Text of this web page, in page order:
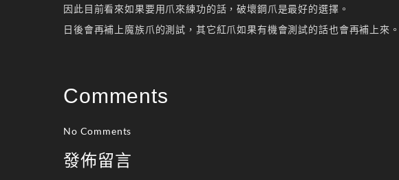
因此目前看來如果要用爪來練功的話，破壞鋼爪是最好的選擇。
日後會再補上魔族爪的測試，其它紅爪如果有機會測試的話也會再補上來。
Comments
No Comments
發佈留言